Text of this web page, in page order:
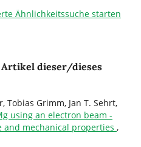
Ähnlichkeitssuche starten
Artikel dieser/dieses
Tobias Grimm, Jan T. Sehrt,
using an electron beam -
and mechanical properties ,